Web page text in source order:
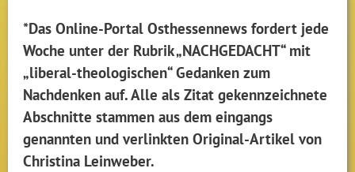
*Das Online-Portal Osthessennews fordert jede
Woche unter der Rubrik „NACHGEDACHT“ mit
„liberal-theologischen“ Gedanken zum
Nachdenken auf. Alle als Zitat gekennzeichnete
Abschnitte stammen aus dem eingangs
genannten und verlinkten Original-Artikel von
Christina Leinweber.